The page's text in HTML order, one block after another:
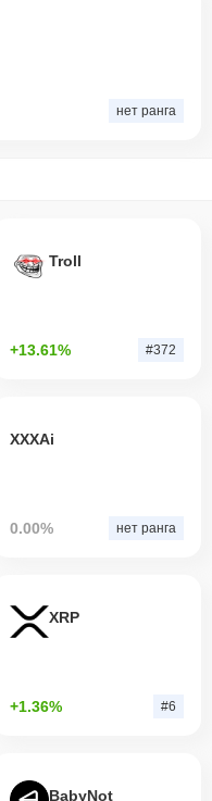
нет ранга
Troll
+13.61% #372
XXXAi
0.00% нет ранга
XRP
+1.36% #6
BabyNot